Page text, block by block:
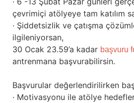
çevrimiçi atölyeye tam katılım
· Şiddetsizlik ve çatışma
ilgileniyorsan,
30 Ocak 23.59’a kadar başvuru
antrenmana başvurabilirsin.
Başvurular değerlendirilirken
· Motivasyonu ile atölye